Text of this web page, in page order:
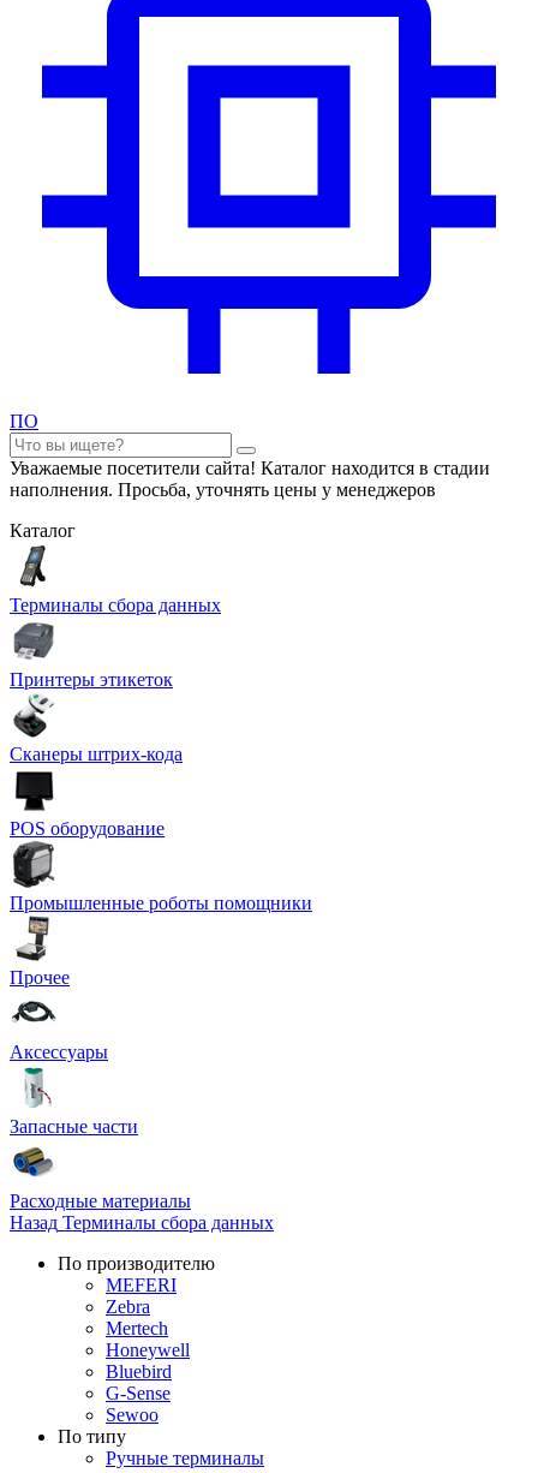
ПО
Уважаемые посетители сайта! Каталог находится в стадии
наполнения. Просьба, уточнять цены у менеджеров
Каталог
Терминалы сбора данных
Принтеры этикеток
Сканеры штрих-кода
POS оборудование
Промышленные роботы помощники
Прочее
Аксессуары
Запасные части
Расходные материалы
Назад Терминалы сбора данных
По производителю
MEFERI
Zebra
Mertech
Honeywell
Bluebird
G-Sense
Sewoo
По типу
Ручные терминалы